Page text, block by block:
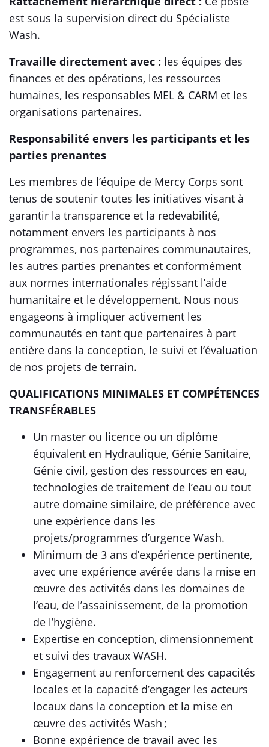
est sous la supervision direct du Spécialiste
Wash.
Travaille directement avec : les équipes des
finances et des opérations, les ressources
humaines, les responsables MEL & CARM et les
organisations partenaires.
Responsabilité envers les participants et les
parties prenantes
Les membres de l’équipe de Mercy Corps sont
tenus de soutenir toutes les initiatives visant à
garantir la transparence et la redevabilité,
notamment envers les participants à nos
programmes, nos partenaires communautaires,
les autres parties prenantes et conformément
aux normes internationales régissant l’aide
humanitaire et le développement. Nous nous
engageons à impliquer activement les
communautés en tant que partenaires à part
entière dans la conception, le suivi et l’évaluation
de nos projets de terrain.
QUALIFICATIONS MINIMALES ET COMPÉTENCES
TRANSFÉRABLES
Un master ou licence ou un diplôme
équivalent en Hydraulique, Génie Sanitaire,
Génie civil, gestion des ressources en eau,
technologies de traitement de l’eau ou tout
autre domaine similaire, de préférence avec
une expérience dans les
projets/programmes d’urgence Wash.
Minimum de 3 ans d’expérience pertinente,
avec une expérience avérée dans la mise en
œuvre des activités dans les domaines de
l’eau, de l’assainissement, de la promotion
de l’hygiène.
Expertise en conception, dimensionnement
et suivi des travaux WASH.
Engagement au renforcement des capacités
locales et la capacité d’engager les acteurs
locaux dans la conception et la mise en
œuvre des activités Wash ;
Bonne expérience de travail avec les